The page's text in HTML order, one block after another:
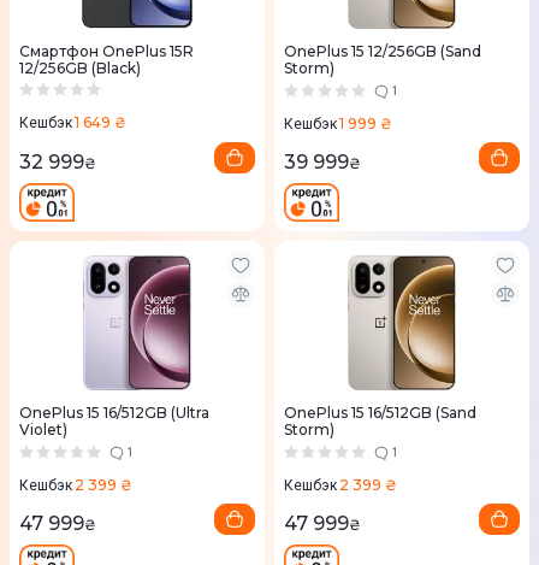
Смартфон OnePlus 15R
12/256GB (Black)
Кешбэк1 649 ₴
32 999₴
OnePlus 15 12/256GB (Sand
Storm)
1
Кешбэк1 999 ₴
39 999₴
OnePlus 15 16/512GB (Ultra
Violet)
1
Кешбэк 2 399 ₴
47 999₴
OnePlus 15 16/512GB (Sand
Storm)
1
Кешбэк 2 399 ₴
47 999₴